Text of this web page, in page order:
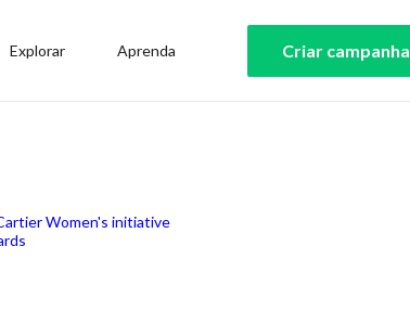
Explorar Aprenda Criar campanha